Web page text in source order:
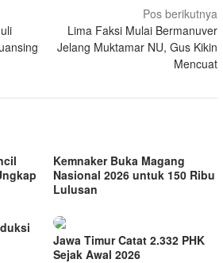
Pos berikutnya
Lima Faksi Mulai Bermanuver
Jelang Muktamar NU, Gus Kikin
Mencuat
Kemnaker Buka Magang
Nasional 2026 untuk 150 Ribu
Lulusan
Jawa Timur Catat 2.332 PHK
Sejak Awal 2026